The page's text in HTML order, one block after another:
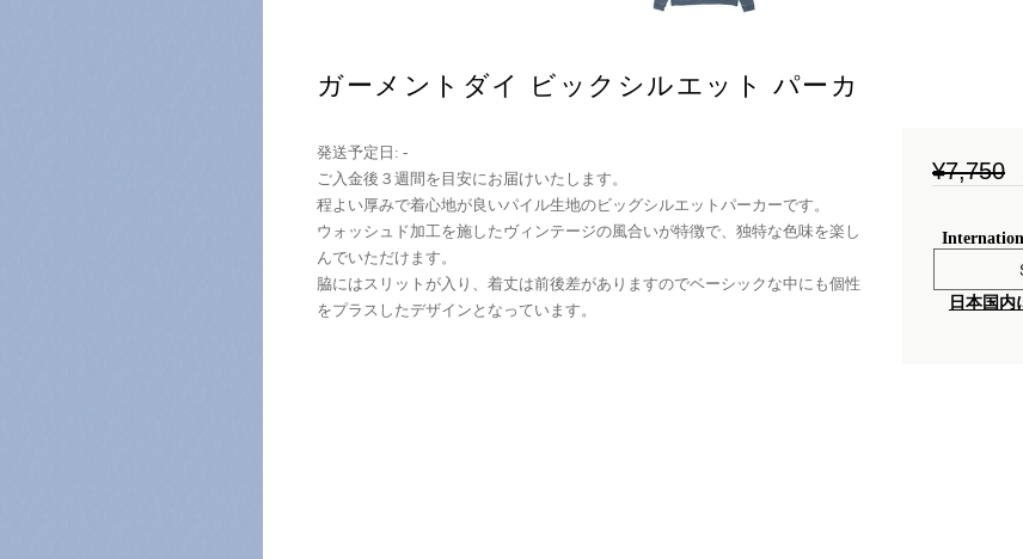
ガーメントダイ ビックシルエット パーカ
発送予定日: -
ご入金後３週間を目安にお届けいたします。
程よい厚みで着心地が良いパイル生地のビッグシルエットパーカーです。
ウォッシュド加工を施したヴィンテージの風合いが特徴で、独特な色味を楽し
んでいただけます。
脇にはスリットが入り、着丈は前後差がありますのでベーシックな中にも個性
をプラスしたデザインとなっています。
¥7,750
日本国内